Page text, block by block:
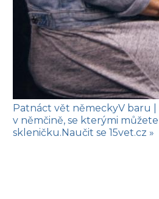
Patnáct vět německyV baru
v němčině, se kterými
skleničku.Naučit se 15vet.cz »